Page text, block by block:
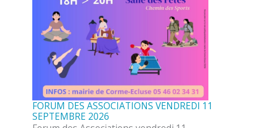
FORUM DES ASSOCIATIONS VENDREDI 11
SEPTEMBRE 2026